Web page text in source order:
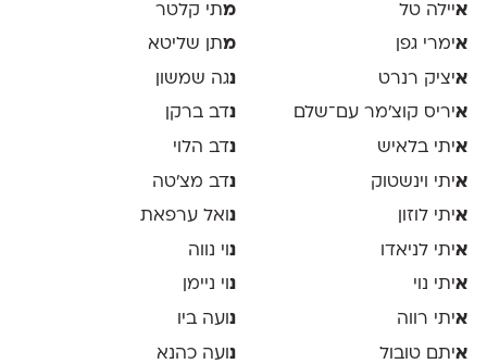
איילה טל
אימרי גפן
איציק רנרט
איריס קוצ׳מר עם־שלם
איתי בלאיש
איתי וינשטוק
איתי לוזון
איתי לניאדו
איתי נוי
איתי רווה
איתם טובול
מתי קלטר
מתן שליטא
נגה שמשון
נדב ברקן
נדב הלוי
נדב מצ׳טה
נ ואל ערפאת
נ וי נווה
נוי ניימן
נ ועה ביו
נועה כהנא